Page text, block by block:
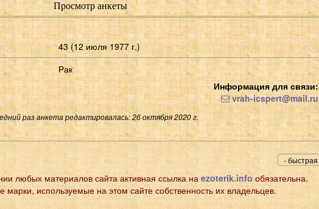
Просмотр анкеты
43 (12 июля 1977 г.)
Рак
Информация для связи:
vrah-icspert@mail.ru
раз анкета редактировалась: 26 октября 2020 г.
любых материалов сайта активная ссылка наezoterik.info обязательна.
марки, используемые на этом сайте собственность их владельцев.